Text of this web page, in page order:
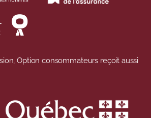
Option consommateurs reçoit aussi